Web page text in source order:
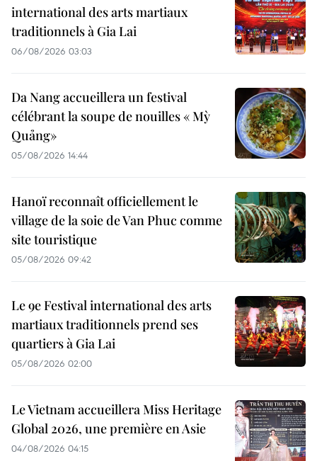
international des arts martiaux
traditionnels à Gia Lai
06/08/2026 03:03
Da Nang accueillera un festival
célébrant la soupe de nouilles « Mỳ
Quảng»
05/08/2026 14:44
Hanoï reconnaît officiellement le
village de la soie de Van Phuc comme
site touristique
05/08/2026 09:42
Le 9e Festival international des arts
martiaux traditionnels prend ses
quartiers à Gia Lai
05/08/2026 02:00
Le Vietnam accueillera Miss Heritage
Global 2026, une première en Asie
04/08/2026 04:15